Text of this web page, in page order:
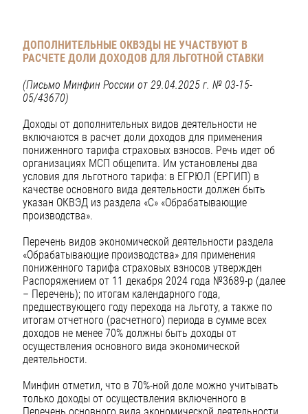
ДОПОЛНИТЕЛЬНЫЕ ОКВЭДЫ НЕ УЧАСТВУЮТ В
РАСЧЕТЕ ДОЛИ ДОХОДОВ ДЛЯ ЛЬГОТНОЙ СТАВКИ
(Письмо Минфин России от 29.04.2025 г. № 03-15-
05/43670)
Доходы от дополнительных видов деятельности не
включаются в расчет доли доходов для применения
пониженного тарифа страховых взносов. Речь идет об
организациях МСП общепита. Им установлены два
условия для льготного тарифа: в ЕГРЮЛ (ЕРГИП) в
качестве основного вида деятельности должен быть
указан ОКВЭД из раздела «C» «Обрабатывающие
производства».
Перечень видов экономической деятельности раздела
«Обрабатывающие производства» для применения
пониженного тарифа страховых взносов утвержден
Распоряжением от 11 декабря 2024 года №3689-р (далее
– Перечень); по итогам календарного года,
предшествующего году перехода на льготу, а также по
итогам отчетного (расчетного) периода в сумме всех
доходов не менее 70% должны быть доходы от
осуществления основного вида экономической
деятельности.
Минфин отметил, что в 70%-ной доле можно учитывать
только доходы от осуществления включенного в